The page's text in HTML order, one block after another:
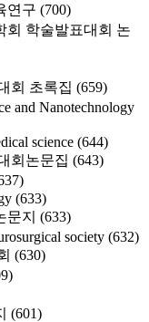
연구 (700)
회 학술발표대회 논
회 초록집 (659)
and Nanotechnology
science (644)
회논문집 (643)
(633)
문지 (633)
society (632)
(630)
(601)